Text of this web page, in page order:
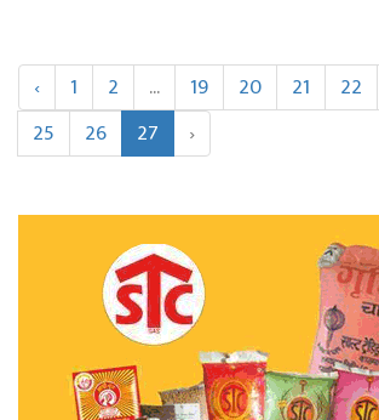
‹ 1 2 ... 19 20 21 22
25
26 27 ›